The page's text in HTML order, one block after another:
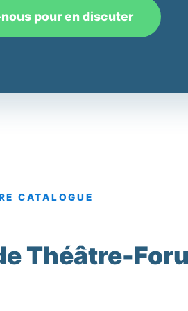
pour en discuter
CATALOGUE
Théâtre-